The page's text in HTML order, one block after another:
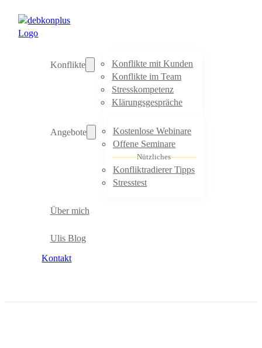
Konflikte
Konflikte mit Kunden
Konflikte im Team
Stresskompetenz
Klärungsgespräche
Angebote
Kostenlose Webinare
Offene Seminare
Nützliches
Konfliktradierer Tipps
Stresstest
Über mich
Ulis Blog
Kontakt